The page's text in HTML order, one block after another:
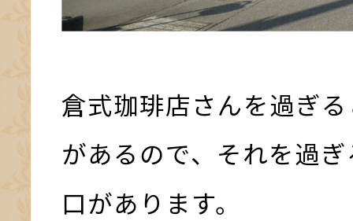
倉式珈琲店さんを過ぎ
があるので、それを過
口があります。